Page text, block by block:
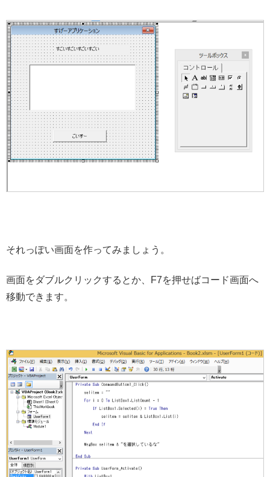
それっぽい画面を作ってみましょう。
画面をダブルクリックするとか、F7を押せばコード画面へ
移動できます。